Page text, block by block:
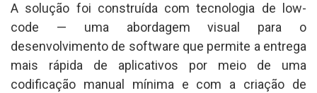
A solução foi construída com tecnologia de low-
code — uma abordagem visual para o
desenvolvimento de software que permite a entrega
mais rápida de aplicativos por meio de uma
codificação manual mínima e com a criação de